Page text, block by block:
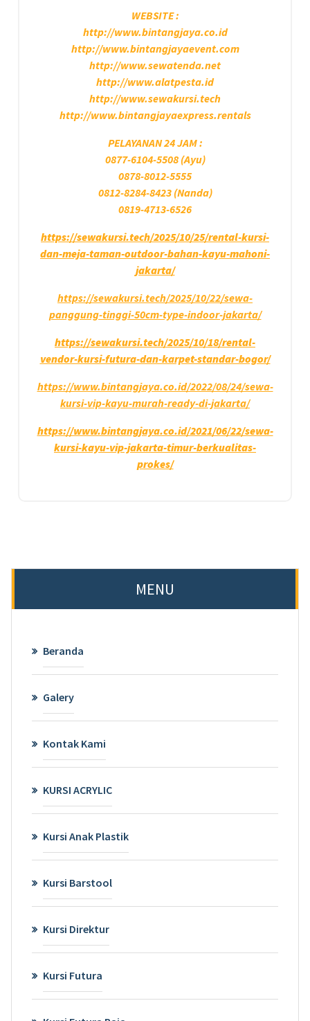
WEBSITE :
http://www.bintangjaya.co.id
http://www.bintangjayaevent.com
http://www.sewatenda.net
http://www.alatpesta.id
http://www.sewakursi.tech
http://www.bintangjayaexpress.rentals
PELAYANAN 24 JAM :
0877-6104-5508 (Ayu)
0878-8012-5555
0812-8284-8423 (Nanda)
0819-4713-6526
https://sewakursi.tech/2025/10/25/rental-kursi-
dan-meja-taman-outdoor-bahan-kayu-mahoni-
jakarta/
https://sewakursi.tech/2025/10/22/sewa-
panggung-tinggi-50cm-type-indoor-jakarta/
https://sewakursi.tech/2025/10/18/rental-
vendor-kursi-futura-dan-karpet-standar-bogor/
https://www.bintangjaya.co.id/2022/08/24/sewa-
kursi-vip-kayu-murah-ready-di-jakarta/
https://www.bintangjaya.co.id/2021/06/22/sewa-
kursi-kayu-vip-jakarta-timur-berkualitas-
prokes/
MENU
Beranda
Galery
Kontak Kami
KURSI ACRYLIC
Kursi Anak Plastik
Kursi Barstool
Kursi Direktur
Kursi Futura